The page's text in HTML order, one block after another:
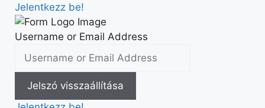
Jelentkezz be!
Username or Email Address